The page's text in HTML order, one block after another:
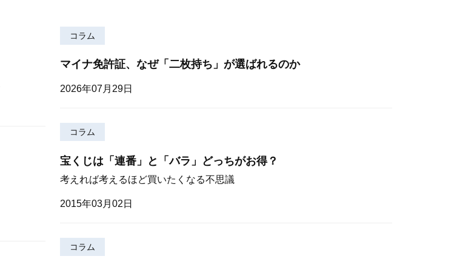
コラム
マイナ免許証、なぜ「二枚持ち」が選ばれるのか
2026年07月29日
コラム
宝くじは「連番」と「バラ」どっちがお得？
考えれば考えるほど買いたくなる不思議
2015年03月02日
コラム